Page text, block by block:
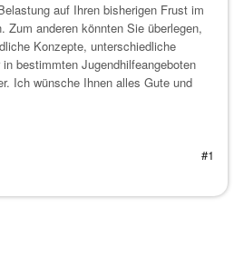
auf Ihren bisherigen Frust im
anderen könnten Sie überlegen,
Konzepte, unterschiedliche
bestimmten Jugendhilfeangeboten
Ich wünsche Ihnen alles Gute und
#1